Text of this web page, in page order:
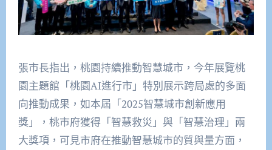
張市長指出，桃園持續推動智慧城市，今年展覽桃
園主題館「桃園AI進行市」特別展示跨局處的多面
向推動成果，如本屆「2025智慧城市創新應用
獎」，桃市府獲得「智慧救災」與「智慧治理」兩
大獎項，可見市府在推動智慧城市的質與量方面，